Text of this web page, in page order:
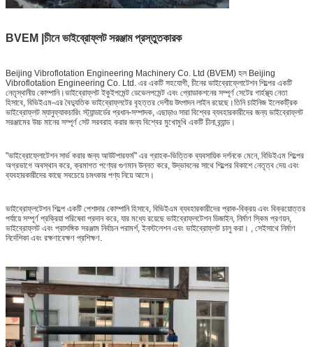
BVEM |চীনে ভাইব্রোফ্লট সরঞ্জাম প্রস্তুতকারক
Beijing Vibroflotation Engineering Machinery Co. Ltd (BVEM) হল Beijing
Vibroflotation Engineering Co. Ltd. এর একটি সহযোগী, চীনের ভাইব্রোফ্লোটেশন শিল্পের একটি
নেতৃস্থানীয় কোম্পানি।ভাইব্রোফ্লট ইকুইপমেন্ট ডেভেলপমেন্ট এবং প্রোডাকশনের সম্পূর্ণ সেটের গার্হস্থ্য নেতা
হিসাবে, বিভিইএম-এর বৈদ্যুতিক ভাইব্রোফ্লটের বৃহত্তর দেশীয় উৎপাদন লাইন রয়েছে।তিনি চাইনিজ ইলেকট্রিক
ভাইব্রোফ্লট ম্যানুফ্যাকচারিং স্ট্যান্ডার্ডের প্রধান-সম্পাদক, এছাড়াও সারা বিশ্বের ব্যবহারকারীদের জন্য ভাইব্রোফ্লট
সরঞ্জামের উচ্চ মানের সম্পূর্ণ সেট সরবরাহ করার জন্য বিশ্বের মুখোমুখি একটি চীনা ব্র্যান্ড।
"ভাইব্রোফ্লোটেশন সার্ভ করার জন্য আউটপারফর্ম" এর গ্রাহক-ভিত্তিক ব্যবসায়িক দর্শনকে মেনে, বিভিইএম শিল্পের
অগ্রভাগে অবস্থান করে, ক্রমাগত পণ্যের গুণমান উন্নত করে, উদ্ভাবনের সাথে শিল্পের বিকাশে নেতৃত্ব দেয় এবং
ব্যবহারকারীদের কাছে সবচেয়ে চমৎকার পণ্য নিয়ে আসে।
ভাইব্রোফ্লটেশন শিল্পে একটি পেশাদার কোম্পানি হিসাবে, বিভিইএম ব্যবহারকারীদের প্রাক-বিক্রয় এবং বিক্রয়োত্তর
পর্যায়ে সম্পূর্ণ প্রক্রিয়া পরিষেবা প্রদান করে, যার মধ্যে রয়েছে ভাইব্রোফ্লটেশন ডিজাইন, নির্মাণ স্কিম প্রণয়ন,
ভাইব্রোফ্লট এবং প্রাসঙ্গিক সরঞ্জাম নির্বাচন পরামর্শ, ইনস্টলেশন এবং ভাইব্রোফ্লট চালু করা। , সেইসাথে নির্মাণ
নির্দেশিকা এবং রক্ষণাবেক্ষণ প্রশিক্ষণ.